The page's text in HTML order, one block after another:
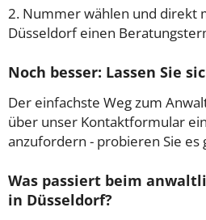
2. Nummer wählen und direkt
Düsseldorf einen
Noch besser: Lassen Sie
Der einfachste Weg zum
über unser Kontaktformular
anzufordern - probieren Sie es
Was passiert beim
in Düsseldorf?